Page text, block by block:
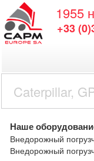
1955
+33
Наше
Внедорожный
Внедорожный